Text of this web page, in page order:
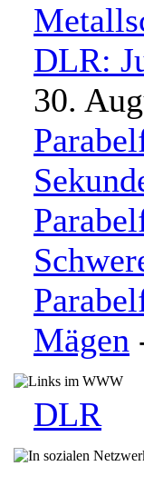
DLR:
30.
Mägen
DLR